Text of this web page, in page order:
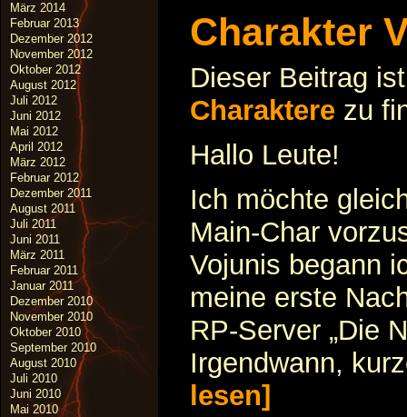
März 2014
Februar 2013
Dezember 2012
November 2012
Oktober 2012
August 2012
Juli 2012
Juni 2012
Mai 2012
April 2012
März 2012
Februar 2012
Dezember 2011
August 2011
Juli 2011
Juni 2011
März 2011
Februar 2011
Januar 2011
Dezember 2010
November 2010
Oktober 2010
September 2010
August 2010
Juli 2010
Juni 2010
Mai 2010
Charakter
Dieser Beitrag
Charaktere zu
Hallo Leute!
Ich möchte
Main-Char
Vojunis begann
meine erste
RP-Server „Die
Irgendwann,
lesen]